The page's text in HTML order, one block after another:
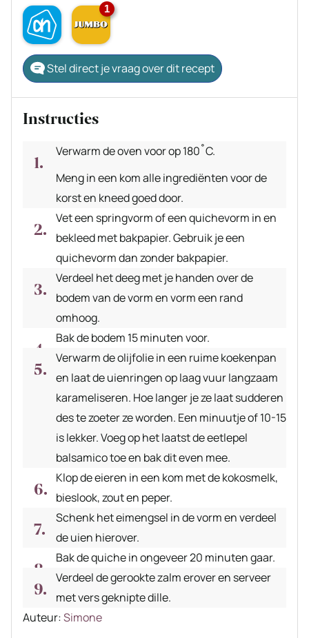
1
Stel direct je vraag over dit recept
Instructies
Verwarm de oven voor op 180˚C.
Meng in een kom alle ingrediënten voor de
korst en kneed goed door.
Vet een springvorm of een quichevorm in en
bekleed met bakpapier. Gebruik je een
quichevorm dan zonder bakpapier.
Verdeel het deeg met je handen over de
bodem van de vorm en vorm een rand
omhoog.
Bak de bodem 15 minuten voor.
Verwarm de olijfolie in een ruime koekenpan
en laat de uienringen op laag vuur langzaam
karameliseren. Hoe langer je ze laat sudderen
des te zoeter ze worden. Een minuutje of 10-15
is lekker. Voeg op het laatst de eetlepel
balsamico toe en bak dit even mee.
Klop de eieren in een kom met de kokosmelk,
bieslook, zout en peper.
Schenk het eimengsel in de vorm en verdeel
de uien hierover.
Bak de quiche in ongeveer 20 minuten gaar.
Verdeel de gerookte zalm erover en serveer
met vers geknipte dille.
Auteur
Auteur:Simone